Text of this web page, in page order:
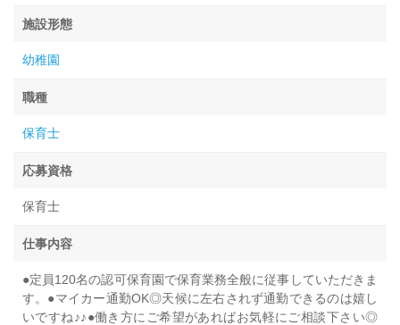
施設形態
幼稚園
職種
保育士
応募資格
保育士
仕事内容
●定員120名の認可保育園で保育業務全般に従事していただきま
す。●マイカー通勤OK◎天候に左右されず通勤できるのは嬉し
いですね♪♪●働き方にご希望があればお気軽にご相談下さい◎